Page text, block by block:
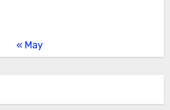
« May